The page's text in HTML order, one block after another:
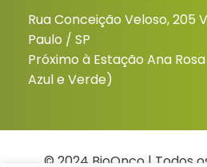
Rua Conceição Veloso, 205
Paulo / SP
Próximo à Estação Ana
Azul e Verde)
© 2024 BioOnco | Todos